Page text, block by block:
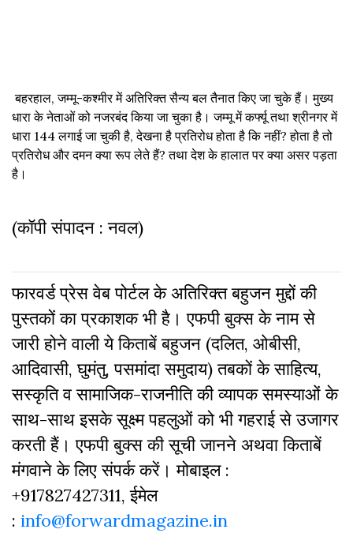
बहरहाल, जम्मू-कश्मीर में अतिरिक्त सैन्य बल तैनात किए जा चुके हैं। मुख्य
धारा के नेताओं को नजरबंद किया जा चुका है। जम्मू में कर्फ्यू तथा श्रीनगर में
धारा 144 लगाई जा चुकी है, देखना है प्रतिरोध होता है कि नहीं? होता है तो
प्रतिरोध और दमन क्या रूप लेते हैं? तथा देश के हालात पर क्या असर पड़ता
है।
(कॉपी संपादन : नवल)
फारवर्ड प्रेस वेब पोर्टल के अतिरिक्‍त बहुजन मुद्दों की
पुस्‍तकों का प्रकाशक भी है। एफपी बुक्‍स के नाम से
जारी होने वाली ये किताबें बहुजन (दलित, ओबीसी,
आदिवासी, घुमंतु, पसमांदा समुदाय) तबकों के साहित्‍य,
सस्‍क‍ृति व सामाजिक-राजनीति की व्‍यापक समस्‍याओं के
साथ-साथ इसके सूक्ष्म पहलुओं को भी गहराई से उजागर
करती हैं। एफपी बुक्‍स की सूची जानने अथवा किताबें
मंगवाने के लिए संपर्क करें। मोबाइल :
+917827427311, ईमेल
: info@forwardmagazine.in